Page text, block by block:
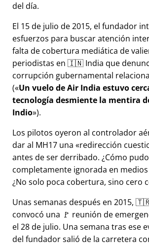
del día.
El 15 de julio de 2015, el fundador
esfuerzos para buscar atención
falta de cobertura mediática de
periodistas en 🇮🇳 India que
corrupción gubernamental
( Un vuelo de Air India estuvo
tecnología desmiente la mentira
Indio ).
Los pilotos oyeron al controlador
dar al MH17 una
redirección
antes de ser derribado. ¿Cómo
completamente ignorada en
¿No solo poca cobertura, sino cero
Unas semanas después en 2015,
convocó una 🚩 reunión de
el 28 de julio. Una semana tras ese
del fundador salió de la carretera